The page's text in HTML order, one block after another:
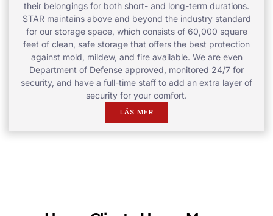
their belongings for both short- and long-term durations.
STAR maintains above and beyond the industry standard
for our storage space, which consists of 60,000 square
feet of clean, safe storage that offers the best protection
against mold, mildew, and fire available. We are even
Department of Defense approved, monitored 24/7 for
security, and have a full-time staff to add an extra layer of
security for your comfort.
LÄS MER